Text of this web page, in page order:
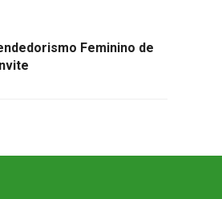
Feminino de